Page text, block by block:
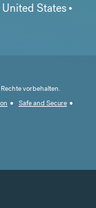
United States
vorbehalten.
Safe and Secure